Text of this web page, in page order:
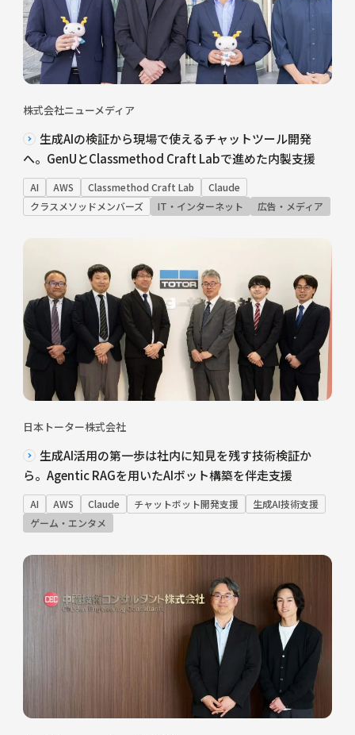
株式会社ニューメディア
生成AIの検証から現場で使えるチャットツール開発
へ。GenUとClassmethod Craft Labで進めた内製支援
AI AWS Classmethod Craft Lab
Claude
クラスメソッドメンバーズ
IT・インターネット 広告・メディア
日本トーター株式会社
生成AI活用の第一歩は社内に知見を残す技術検証か
ら。Agentic RAGを用いたAIボット構築を伴走支援
AI AWS Claude チャットボット開発支援
生成AI技術支援
ゲーム・エンタメ